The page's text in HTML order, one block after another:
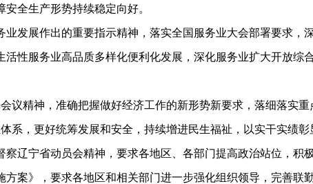
全生产形势持续稳定向好。
展作出的重要指示精神，落实全国服务业大会部署要求，
性服务业高品质多样化便利化发展，深化服务业扩大开放综
精神，准确把握做好经济工作的新形势新要求，落细落实重
系，更好统筹发展和安全，持续增进民生福祉，以实干实绩彰
宁省动员会精神，要求各地区、各部门提高政治站位，积
案》，要求各地区和相关部门进一步强化组织领导，完善联